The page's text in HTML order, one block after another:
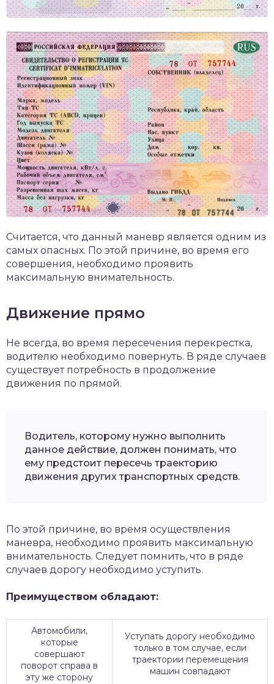
Считается, что данный маневр является одним из
самых опасных. По этой причине, во время его
совершения, необходимо проявить
максимальную внимательность.
Движение прямо
Не всегда, во время пересечения перекрестка,
водителю необходимо повернуть. В ряде случаев
существует потребность в продолжение
движения по прямой.
Водитель, которому нужно выполнить
данное действие, должен понимать, что
ему предстоит пересечь траекторию
движения других транспортных средств.
По этой причине, во время осуществления
маневра, необходимо проявить максимальную
внимательность. Следует помнить, что в ряде
случаев дорогу необходимо уступить.
Преимуществом обладают:
Автомобили,
которые
совершают
поворот справа в
эту же сторону
Уступать дорогу необходимо
только в том случае, если
траектории перемещения
машин совпадают